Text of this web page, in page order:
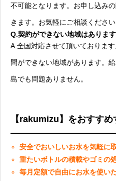
不可能となります。お申し込み
きます。お気軽にご相談ください
Q.契約ができない地域はありま
A.全国対応させて頂いておりま
問ができない地域があります。
島でも問題ありません。
【rakumizu】をおすすめ
安全でおいしいお水を気軽に
重たいボトルの積載やゴミの
毎月定額で自由にお水を使い